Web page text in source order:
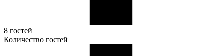
8 гостей
Количество гостей